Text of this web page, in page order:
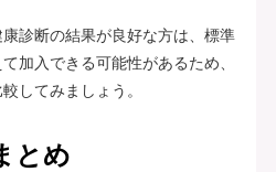
診断の結果が良好な方は、標準
加入できる可能性があるため、
してみましょう。
とめ